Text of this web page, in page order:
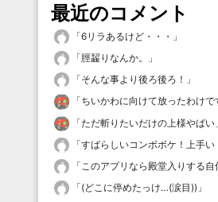
最近のコメント
「6リラあるけど・・・ 」
「脛齧りなんか。
」
「そんな事より後ろ後ろ！ 」
「ちいかわに向けて放ったわけで
「ただ斬りたいだけの上様やばい
「すばらしいコンボボケ！上手い
「 このアプリなら殿堂入りする自
「(どこに停めたっけ…(涙目)) 」